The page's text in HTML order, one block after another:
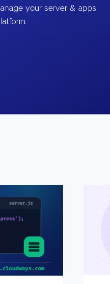
your server & apps